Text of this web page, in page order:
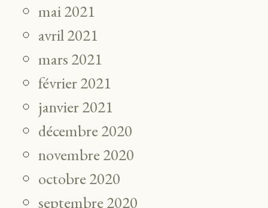
mai 2021
avril 2021
mars 2021
février 2021
janvier 2021
décembre 2020
novembre 2020
octobre 2020
septembre 2020